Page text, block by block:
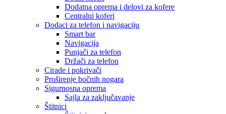
Dodatna oprema i delovi za kofere
Centralni koferi
Dodaci za telefon i navigaciju
Smart bar
Navigacija
Punjači za telefon
Držači za telefon
Cirade i pokrivači
Proširenje bočnih nogara
Sigurnosna oprema
Sajla za zaključavanje
Štitnici